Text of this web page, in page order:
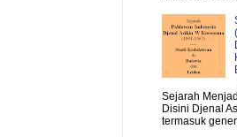
Sejarah
Disini Djenal
termasuk